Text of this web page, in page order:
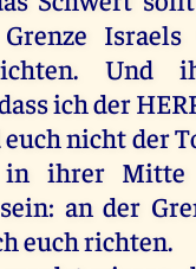
Grenze Israels
. Und
ichder
euchnichtder
in ihrer Mitte
sein: an der
euchrichten.